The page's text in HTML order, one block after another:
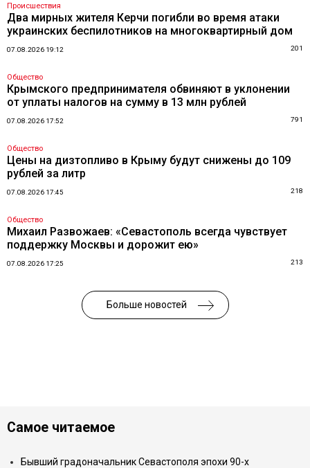
Происшествия
Два мирных жителя Керчи погибли во время атаки
украинских беспилотников на многоквартирный дом
07.08.2026 19:12 201
Общество
Крымского предпринимателя обвиняют в уклонении
от уплаты налогов на сумму в 13 млн рублей
07.08.2026 17:52 791
Общество
Цены на дизтопливо в Крыму будут снижены до 109
рублей за литр
07.08.2026 17:45 218
Общество
Михаил Развожаев: «Севастополь всегда чувствует
поддержку Москвы и дорожит ею»
07.08.2026 17:25 213
Больше новостей
Самое читаемое
Бывший градоначальник Севастополя эпохи 90-х